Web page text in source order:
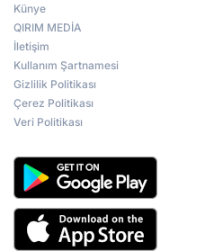
Künye
QIRIM MEDİA
İletişim
Kullanım Şartnamesi
Gizlilik Politikası
Çerez Politikası
Veri Politikası